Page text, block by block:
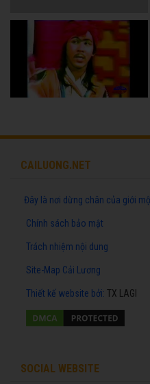
CAILUONG.NET
Đây là nơi dừng chân của giới
Chính sách bảo mật
Trách nhiệm nội dung
Site-Map Cải Lương
Thiết kế website bởi: TX LAGI
SOCIAL WEBSITE